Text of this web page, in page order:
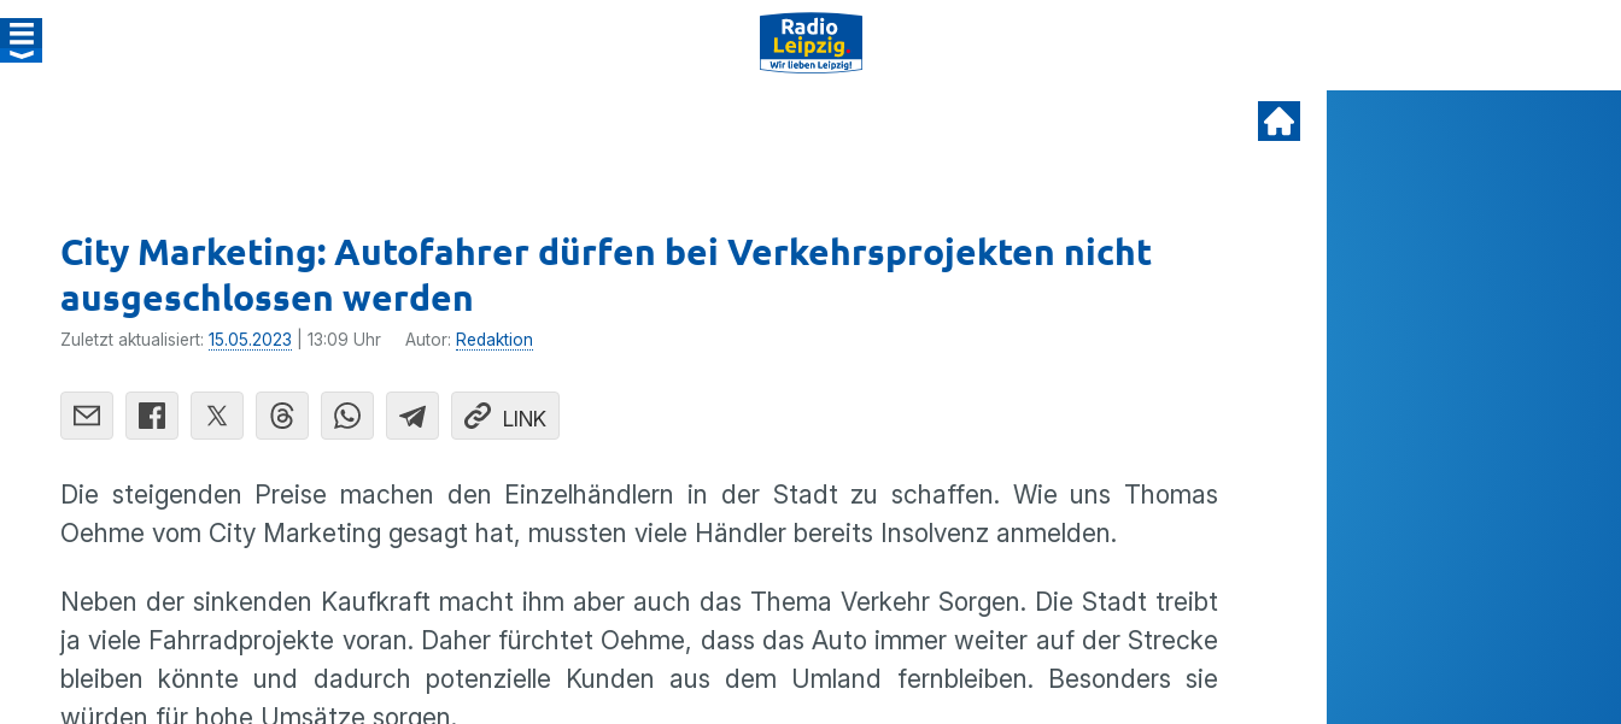
City Marketing: Autofahrer dürfen bei Verkehrsprojekten nicht
ausgeschlossen werden
Zuletzt aktualisiert: 15.05.2023 | 13:09 Uhr Autor: Redaktion
LINK
Die steigenden Preise machen den Einzelhändlern in der Stadt zu schaffen. Wie uns Thomas
Oehme vom City Marketing gesagt hat, mussten viele Händler bereits Insolvenz anmelden.
Neben der sinkenden Kaufkraft macht ihm aber auch das Thema Verkehr Sorgen. Die Stadt treibt
ja viele Fahrradprojekte voran. Daher fürchtet Oehme, dass das Auto immer weiter auf der Strecke
bleiben könnte und dadurch potenzielle Kunden aus dem Umland fernbleiben. Besonders sie
würden für hohe Umsätze sorgen.